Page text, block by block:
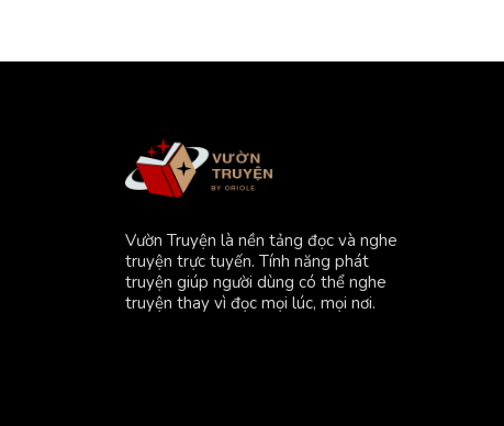
Vườn Truyện là nền tảng đọc và nghe
truyện trực tuyến. Tính năng phát
truyện giúp người dùng có thể nghe
truyện thay vì đọc mọi lúc, mọi nơi.